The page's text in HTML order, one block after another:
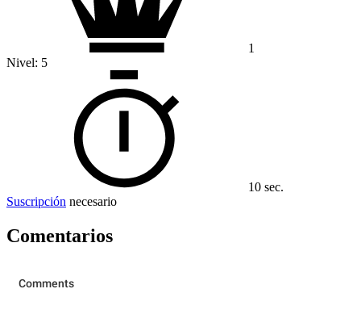
1
Nivel: 5
10 sec.
Suscripción necesario
Comentarios